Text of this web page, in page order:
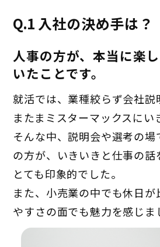
Q.1入社の決め手は？
人事の方が、本当に楽
いたことです。
就活では、業種絞らず会社説
またまミスターマックスにい
そんな中、説明会や選考の場
の方が、いきいきと仕事の話
とても印象的でした。
また、小売業の中でも休日が
やすさの面でも魅力を感じま